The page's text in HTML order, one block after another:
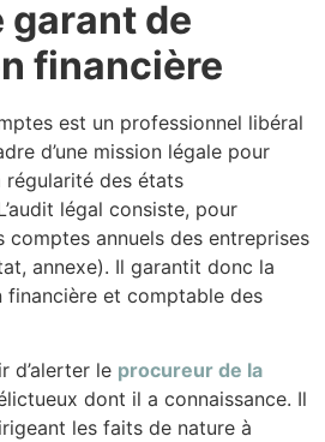
garant de
financière
est un professionnel libéral
d’une mission légale pour
des états
légal consiste, pour
comptes annuels des entreprises
annexe). Il garantit donc la
financière et comptable des
d’alerter le procureur de la
dont il a connaissance. Il
les faits de nature à